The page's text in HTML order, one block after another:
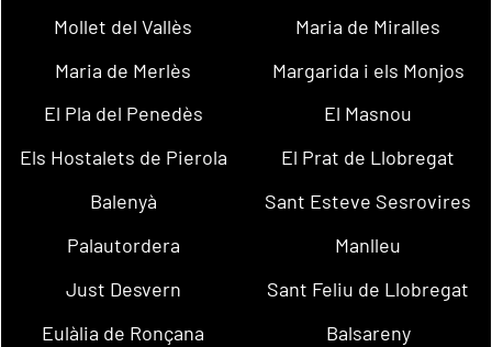
Mollet del Vallès
Maria de Miralles
Maria de Merlès
Margarida i els Monjos
El Pla del Penedès
El Masnou
Els Hostalets de Pierola
El Prat de Llobregat
Balenyà
Sant Esteve Sesrovires
Palautordera
Manlleu
Just Desvern
Sant Feliu de Llobregat
Eulàlia de Ronçana
Balsareny